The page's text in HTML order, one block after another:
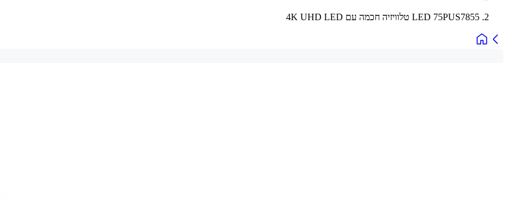
LED 75PUS7855 טלוויזיה חכמה עם 4K UHD LED